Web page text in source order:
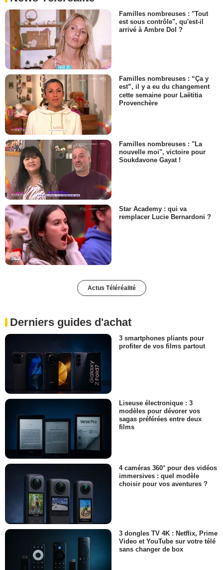
Familles nombreuses : "Tout
est sous contrôle", qu'est-il
arrivé à Ambre Dol ?
Familles nombreuses : “Ça y
est”, il y a eu du changement
cette semaine pour Laëtitia
Provenchère
Familles nombreuses : "La
nouvelle moi", victoire pour
Soukdavone Gayat !
Star Academy : qui va
remplacer Lucie Bernardoni ?
Actus Téléréalité
Derniers guides d'achat
3 smartphones pliants pour
profiter de vos films partout
Liseuse électronique : 3
modèles pour dévorer vos
sagas préférées entre deux
films
4 caméras 360° pour des vidéos
immersives : quel modèle
choisir pour vos aventures ?
3 dongles TV 4K : Netflix, Prime
Video et YouTube sur votre télé
sans changer de box